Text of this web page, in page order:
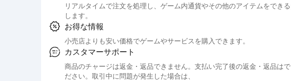
リアルタイムで注文を処理し、ゲーム内通貨やその他のアイテムをでき
します。
お得な情報
小売店よりも安い価格でゲームやサービスを購入できます。
カスタマーサポート
商品のチャージは返金・返品できません。支払い完了後の返金・返品は
ださい。取引中に問題が発生した場合は、